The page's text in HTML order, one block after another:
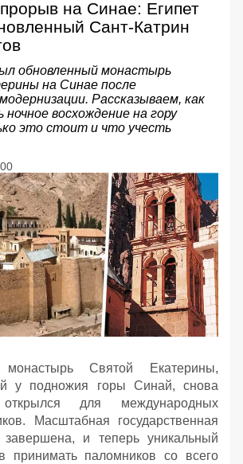
на Синае: Египет
Сант-Катрин
обновленный монастырь
на Синае после
Рассказываем, как
ночное восхождение на гору
это стоит и что учесть
монастырь Святой Екатерины,
у подножия горы Синай, снова
для международных
Масштабная государственная
завершена, и теперь уникальный
принимать паломников со всего